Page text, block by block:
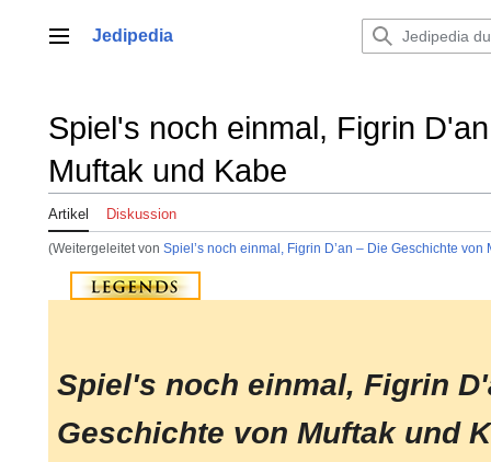
springenHauptmenü
Jedipedia
Spiel's noch einmal, Figrin
Muftak und Kabe
Artikel Diskussion
(Weitergeleitet von Spiel’s noch einmal, Figrin D’an – Die Geschichte von
Spiel's noch einmal, Figrin
Geschichte von Muftak und